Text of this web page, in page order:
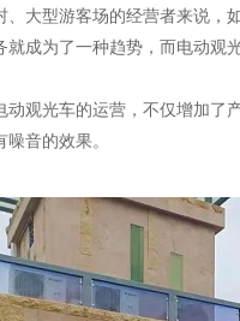
、大型游客场的经营者来说
成为了一种趋势，而电动观
动观光车的运营，不仅增加
音的效果。